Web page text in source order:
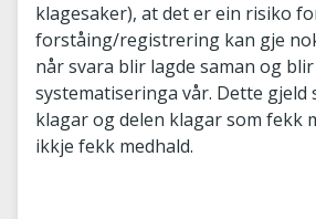
klagesaker), at det er ein risiko
forståing/registrering kan gje
når svara blir lagde saman og
systematiseringa vår. Dette
klagar og delen klagar som fekk
ikkje fekk medhald.